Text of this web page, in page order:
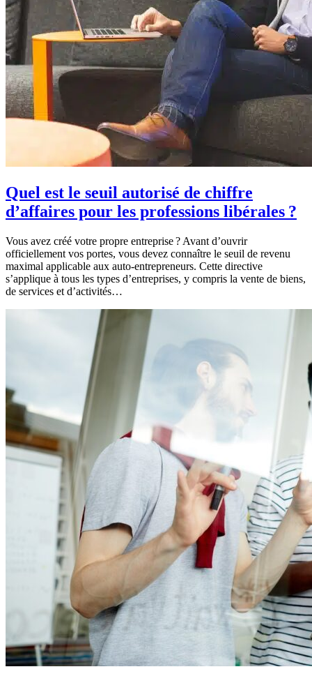
Quel est le seuil autorisé de chiffre
d’affaires pour les professions libérales ?
Vous avez créé votre propre entreprise ? Avant d’ouvrir
officiellement vos portes, vous devez connaître le seuil de revenu
maximal applicable aux auto-entrepreneurs. Cette directive
s’applique à tous les types d’entreprises, y compris la vente de biens,
de services et d’activités…